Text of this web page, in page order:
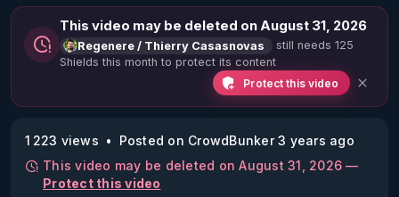
This video may be deleted on August 31, 2026
Regenere / Thierry Casasnovas
still needs 125
Shields this month to protect its content
Protect this video
1 223 views
Posted on CrowdBunker 3 years ago
This video may be deleted on August 31, 2026 —
Protect this video